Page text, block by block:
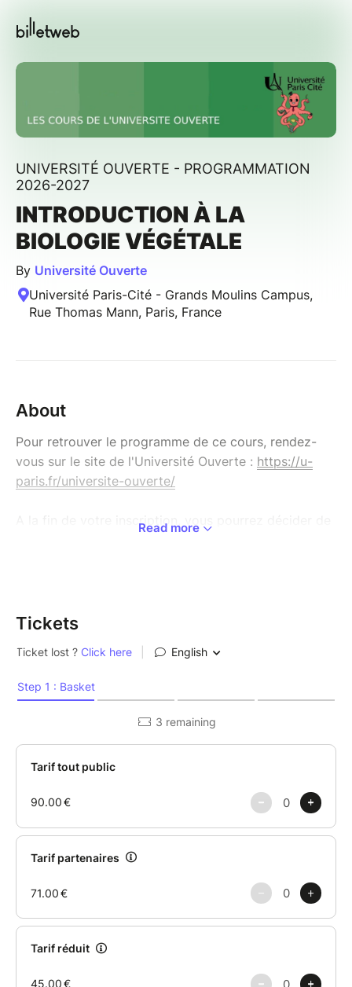
UNIVERSITÉ OUVERTE - PROGRAMMATION
2026-2027
INTRODUCTION À LA
BIOLOGIE VÉGÉTALE
By Université Ouverte
Université Paris-Cité - Grands Moulins Campus,
Rue Thomas Mann, Paris, France
About
Pour retrouver le programme de ce cours, rendez-
vous sur le site de l'Université Ouverte : https://u-
paris.fr/universite-ouverte/
A la fin de votre inscription, vous pourrez décider de
Pour vous rendre sur la boutique générale de
Ouverte :https://www.billetweb.fr/pro/universiteouverte
:https://www.instagram.com/universite.ouverte/
Read more
Tickets